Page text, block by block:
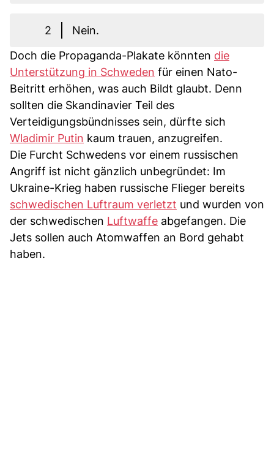
2
Nein.
Doch die Propaganda-Plakate könnten die
Unterstützung in Schweden für einen Nato-
Beitritt erhöhen, was auch Bildt glaubt. Denn
sollten die Skandinavier Teil des
Verteidigungsbündnisses sein, dürfte sich
Wladimir Putin kaum trauen, anzugreifen.
Die Furcht Schwedens vor einem russischen
Angriff ist nicht gänzlich unbegründet: Im
Ukraine-Krieg haben russische Flieger bereits
schwedischen Luftraum verletzt und wurden von
der schwedischen Luftwaffe abgefangen. Die
Jets sollen auch Atomwaffen an Bord gehabt
haben.